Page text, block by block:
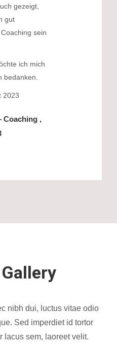
Coaching ,
gezeigt,
gut
sein
ich mich
bedanken.
2023
nibh dui, luctus vitae odio
Sed imperdiet id tortor
lacus sem, laoreet velit.